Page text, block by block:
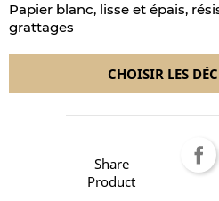
Papier blanc, lisse et épais,
grattages
CHOISIR LES
Share
Product